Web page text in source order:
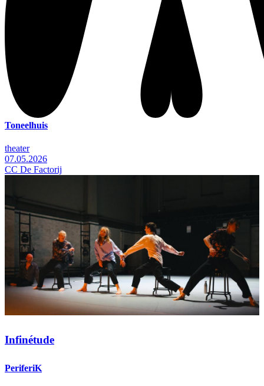
Toneelhuis
theater
07.05.2026
CC De Factorij
Infinétude
PeriferiK